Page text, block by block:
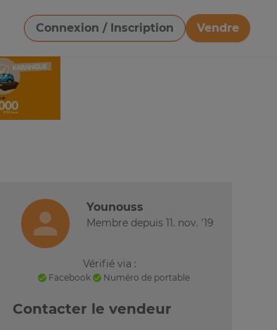
Connexion / Inscription
Vendre
Télécharger une image
Younouss
Membre depuis 11. nov. '19
Vérifié via :
Facebook Numéro de portable
Contacter le vendeur